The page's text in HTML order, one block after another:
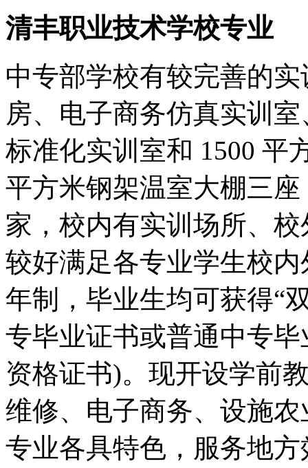
清丰职业技术学校专业
中专部学校有较完善的
房、电子商务仿真实训
标准化实训室和 1500 平
平方米钢架温室大棚三
家，校内有实训场所、
较好满足各专业学生校
年制，毕业生均可获得“
专毕业证书或普通中专
资格证书)。现开设学前
维修、电子商务、设施
专业各具特色，服务地